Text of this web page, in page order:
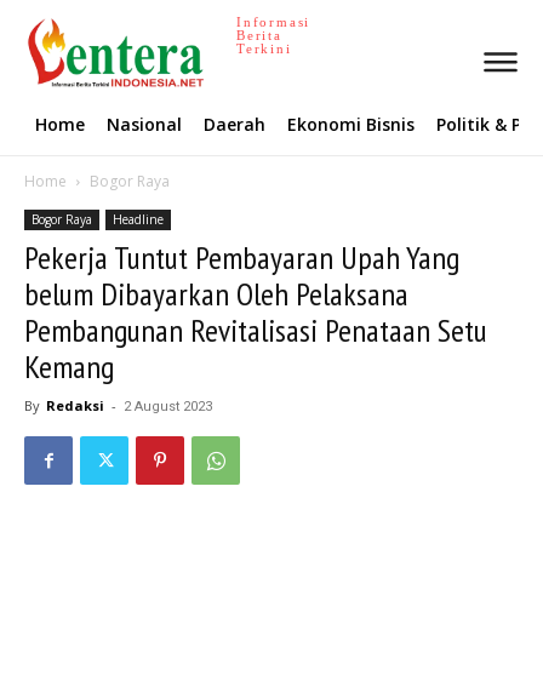
Informasi
Berita
Terkini
Home Nasional Daerah Ekonomi Bisnis Politik &
Home Bogor Raya
Bogor Raya Headline
Pekerja Tuntut Pembayaran Upah Yang
belum Dibayarkan Oleh Pelaksana
Pembangunan Revitalisasi Penataan Setu
Kemang
By Redaksi - 2 August 2023